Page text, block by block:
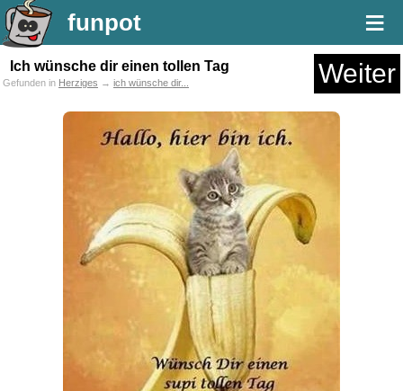
funpot ≡
Ich wünsche dir einen tollen Tag Weiter
Gefunden in Herziges → ich wünsche dir...